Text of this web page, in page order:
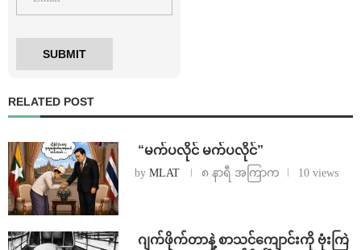
RELATED POST
⁨ ⁨“မက်ပလိုင် မက်ပလိုင်”
by MLAT ၈ နာရီ အကြာက 10 views
⁨⁩ ⁨ဂျက်ဖိုက်တာနဲ့ စာသင်ကျောင်းကို ဗုံးကြဲ